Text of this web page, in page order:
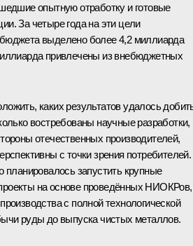
опытную отработку и готовые
За четыре года на эти цели
выделено более 4,2 миллиарда
привлечены из внебюджетных
каких результатов удалось
востребованы научные разработки,
отечественных производителей,
с точки зрения потребителей.
планировалось запустить крупные
на основе проведённых НИОКРов,
с полной технологической
руды до выпуска чистых металлов.